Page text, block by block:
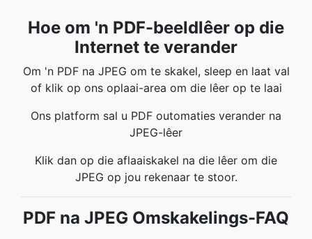
Hoe om 'n PDF-beeldlêer op die
Internet te verander
Om 'n PDF na JPEG om te skakel, sleep en laat val
of klik op ons oplaai-area om die lêer op te laai
Ons platform sal u PDF outomaties verander na
JPEG-lêer
Klik dan op die aflaaiskakel na die lêer om die
JPEG op jou rekenaar te stoor.
PDF na JPEG Omskakelings-FAQ